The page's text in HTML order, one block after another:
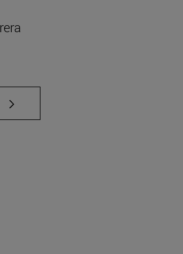
TAB para desplazarse.